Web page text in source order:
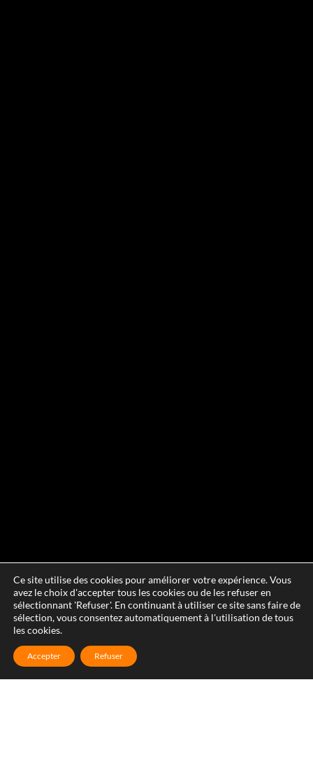
Ce site utilise des cookies pour améliorer votre expérience. Vous
avez le choix d'accepter tous les cookies ou de les refuser en
sélectionnant 'Refuser'. En continuant à utiliser ce site sans faire de
sélection, vous consentez automatiquement à l'utilisation de tous
les cookies.
Accepter Refuser